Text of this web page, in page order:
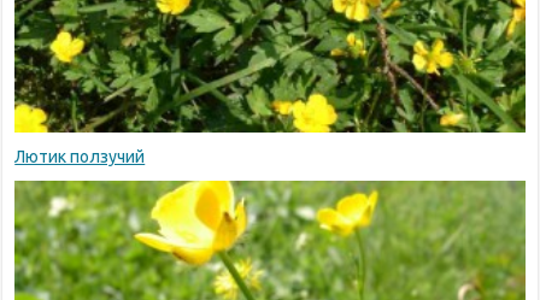
Лютик ползучий